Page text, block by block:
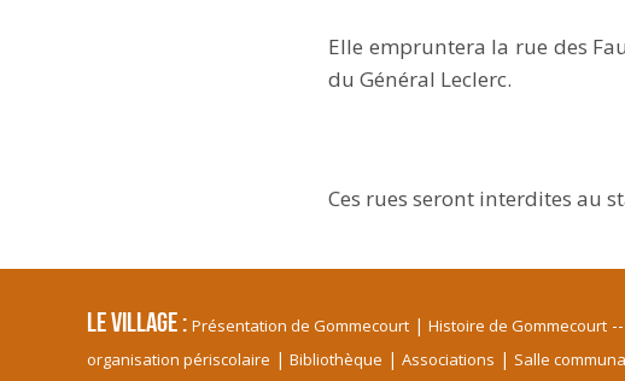
Elle empruntera la rue des
du Général Leclerc.
Ces rues seront interdites au
Le village Présentation de Gommecourt Histoire de Gommecourt
organisation périscolaire
Bibliothèque Associations Salle